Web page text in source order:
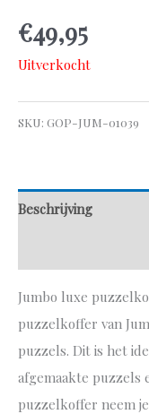
€49,95
Uitverkocht
SKU: GOP-JUM-01039
Beschrijving
Jumbo luxe
puzzelkoffer van
puzzels. Dit is het
afgemaakte puzzels
puzzelkoffer neem